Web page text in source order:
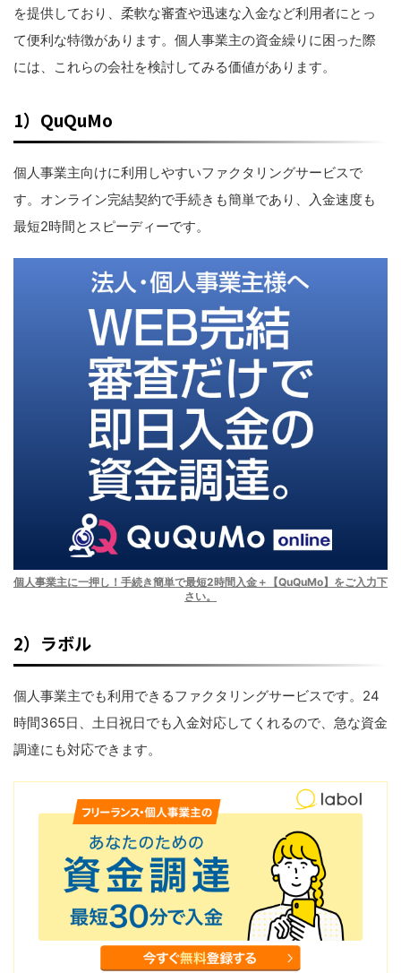
を提供しており、柔軟な審査や迅速な入金など利用者にとっ
て便利な特徴があります。個人事業主の資金繰りに困った際
には、これらの会社を検討してみる価値があります。
1）QuQuMo
個人事業主向けに利用しやすいファクタリングサービスで
す。オンライン完結契約で手続きも簡単であり、入金速度も
最短2時間とスピーディーです。
個人事業主に一押し！手続き簡単で最短2時間入金＋【QuQuMo】をご入力下
さい。
2）ラボル
個人事業主でも利用できるファクタリングサービスです。24
時間365日、土日祝日でも入金対応してくれるので、急な資金
調達にも対応できます。